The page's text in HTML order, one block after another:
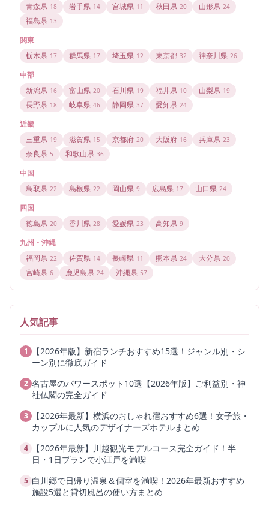
青森県 18 岩手県 14 宮城県 11 秋田県 20 山形県 24
福島県 13
関東
栃木県 17 群馬県 17 埼玉県 12 東京都 32 神奈川県 26
中部
新潟県 16 富山県 20 石川県 19 福井県 10 山梨県 19
長野県 18 岐阜県 46 静岡県 37 愛知県 24
近畿
三重県 19 滋賀県 15 京都府 20 大阪府 16 兵庫県 23
奈良県 5 和歌山県 36
中国
鳥取県 22 島根県 22 岡山県 9 広島県 17 山口県 24
四国
徳島県 20 香川県 28 愛媛県 23 高知県 9
九州・沖縄
福岡県 22 佐賀県 14 長崎県 11 熊本県 24 大分県 20
宮崎県 6 鹿児島県 24 沖縄県 57
人気記事
1
【2026年版】新宿ランチおすすめ15選！ジャンル別・シ
ーン別に徹底ガイド
2 名古屋のパワースポット10選【2026年版】ご利益別・神
社仏閣の完全ガイド
3
【2026年最新】横浜のおしゃれ宿おすすめ6選！女子旅・
カップルに人気のデザイナーズホテルまとめ
4
【2026年最新】川越観光モデルコース完全ガイド！半
日・1日プランで小江戸を満喫
5 白川郷で日帰り温泉＆個室を満喫！2026年最新おすすめ
施設5選と貸切風呂の使い方まとめ